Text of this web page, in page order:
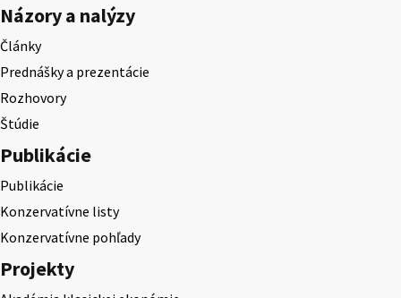
Názory a nalýzy
Články
Prednášky a prezentácie
Rozhovory
Štúdie
Publikácie
Publikácie
Konzervatívne listy
Konzervatívne pohľady
Projekty